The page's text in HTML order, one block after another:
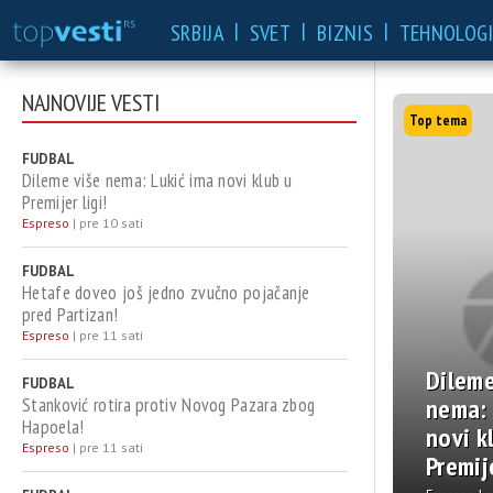
SRBIJA | SVET | BIZNIS |
NAJNOVIJE VESTI
FUDBAL
Dileme više nema: Lukić ima novi klub u
Premijer ligi!
Espreso | pre 10 sati
FUDBAL
Hetafe doveo još jedno zvučno pojačanje
pred Partizan!
Espreso | pre 11 sati
FUDBAL
Stanković rotira protiv Novog Pazara zbog
Hapoela!
Espreso | pre 11 sati
ima
dušu: Igrači za
pet minuta
prekinu
Napustio
Humsku,
dalje svi
Miljenik